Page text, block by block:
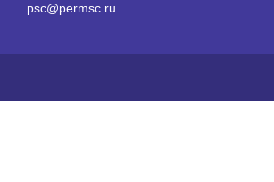
psc@permsc.ru